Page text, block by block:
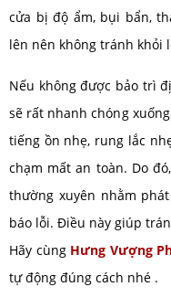
cửa bị độ ẩm, bụi bẩn,
lên nên không tránh khỏi
Nếu không được bảo trì
sẽ rất nhanh chóng
tiếng ồn nhẹ, rung lắc
chạm mất an toàn. Do
thường xuyên nhằm
báo lỗi. Điều này giúp
Hãy cùng Hưng Vượng
tự động đúng cách nhé .